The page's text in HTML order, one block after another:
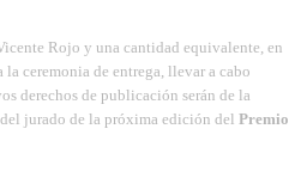
Rojo y una cantidad equivalente, en
la ceremonia de entrega, llevar a cabo
derechos de publicación serán de la
jurado de la próxima edición del Premio